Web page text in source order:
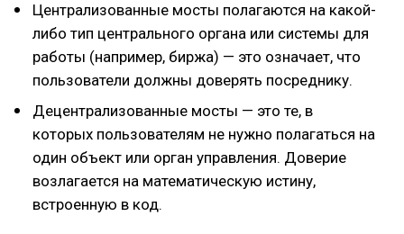
Централизованные мосты полагаются на какой-
либо тип центрального органа или системы для
работы (например, биржа) — это означает, что
пользователи должны доверять посреднику.
Децентрализованные мосты — это те, в
которых пользователям не нужно полагаться на
один объект или орган управления. Доверие
возлагается на математическую истину,
встроенную в код.